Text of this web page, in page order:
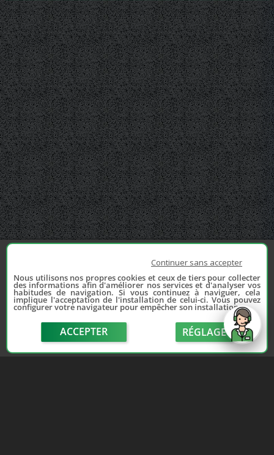
Continuer sans accepter
Nous utilisons nos propres cookies et ceux de tiers pour collecter
des informations afin d'améliorer nos services et d'analyser vos
habitudes de navigation. Si vous continuez à naviguer, cela
implique l'acceptation de l'installation de celui-ci. Vous pouvez
configurer votre navigateur pour empêcher son installation.
ACCEPTER RÉGLAGE